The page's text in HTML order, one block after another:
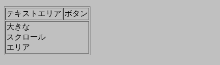
テキストエリア ボタン
大きな
スクロール
エリア